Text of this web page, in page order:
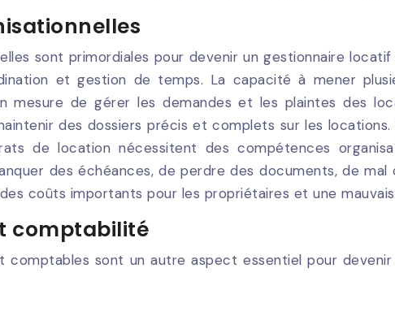
sont primordiales pour devenir un gestionnaire
et gestion de temps. La capacité à mener
de gérer les demandes et les plaintes des
des dossiers précis et complets sur les
de location nécessitent des compétences
des échéances, de perdre des documents, de
coûts importants pour les propriétaires et une
comptabilité
comptables sont un autre aspect essentiel pour